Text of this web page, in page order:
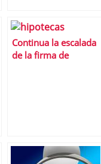
Continua la escalada
de la firma de